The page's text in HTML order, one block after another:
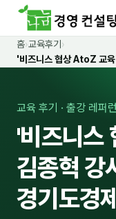
홈
🤖 AI · IT 교육
📈 마케팅 · 영업
🤝 B2B 세일즈
홈›교육후기 ›
'비즈니스 협상 AtoZ 교
교육 후기 · 출강 레퍼
'비즈니스
김종혁 강
경기도경